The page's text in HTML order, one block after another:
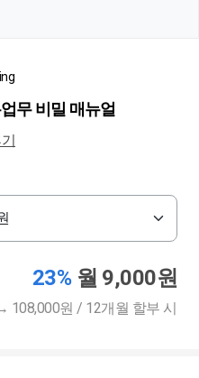
무 비밀 매뉴얼
23% 월 9,000원
108,000원 / 12개월 할부 시